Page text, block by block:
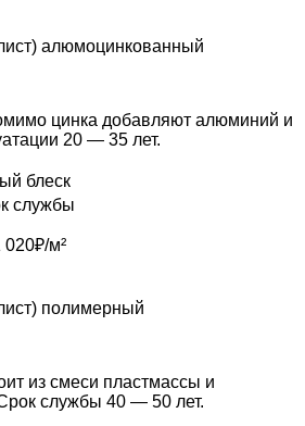
цинка добавляют алюминий и
20 — 35 лет.
блеск
службы
020₽/м²
из смеси пластмассы и
службы 40 — 50 лет.